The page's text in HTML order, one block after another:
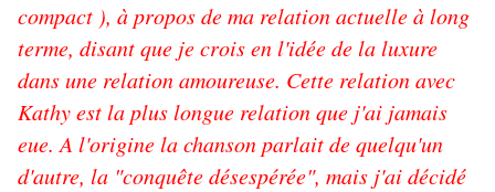
compact ), à propos de ma relation actuelle à long
terme, disant que je crois en l'idée de la luxure
dans une relation amoureuse. Cette relation avec
Kathy est la plus longue relation que j'ai jamais
eue. A l'origine la chanson parlait de quelqu'un
d'autre, la "conquête désespérée", mais j'ai décidé